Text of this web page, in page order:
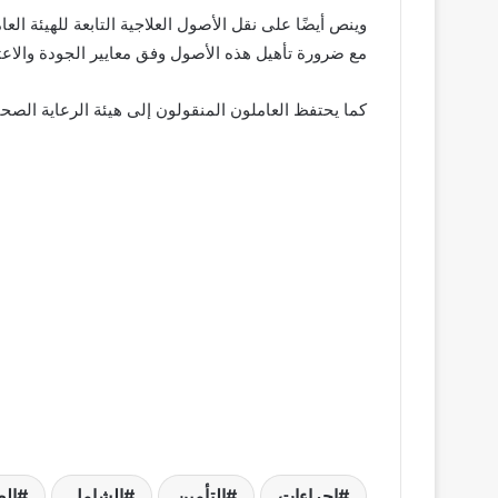
وينص أيضًا على نقل الأصول العلاجية التابعة للهيئة
مع ضرورة تأهيل هذه الأصول وفق معايير الجودة
كما يحتفظ العاملون المنقولون إلى هيئة الرعاية